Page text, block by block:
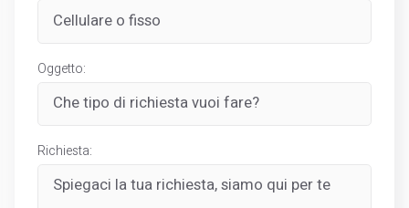
Oggetto:
Richiesta: